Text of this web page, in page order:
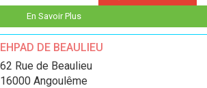
En Savoir Plus
EHPAD DE BEAULIEU
62 Rue de Beaulieu
16000 Angoulême